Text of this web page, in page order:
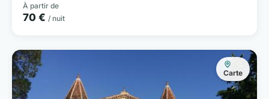
À partir de
70 € / nuit
Carte